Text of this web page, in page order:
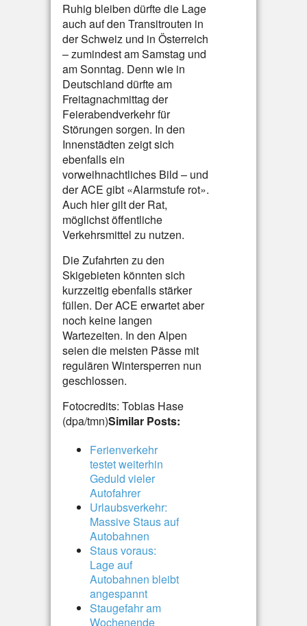
Ruhig bleiben dürfte die Lage
auch auf den Transitrouten in
der Schweiz und in Österreich
– zumindest am Samstag und
am Sonntag. Denn wie in
Deutschland dürfte am
Freitagnachmittag der
Feierabendverkehr für
Störungen sorgen. In den
Innenstädten zeigt sich
ebenfalls ein
vorweihnachtliches Bild – und
der ACE gibt «Alarmstufe rot».
Auch hier gilt der Rat,
möglichst öffentliche
Verkehrsmittel zu nutzen.
Die Zufahrten zu den
Skigebieten könnten sich
kurzzeitig ebenfalls stärker
füllen. Der ACE erwartet aber
noch keine langen
Wartezeiten. In den Alpen
seien die meisten Pässe mit
regulären Wintersperren nun
geschlossen.
Fotocredits: Tobias Hase
(dpa/tmn)Similar Posts:
Ferienverkehr
testet weiterhin
Geduld vieler
Autofahrer
Urlaubsverkehr:
Massive Staus auf
Autobahnen
Staus voraus:
Lage auf
Autobahnen bleibt
angespannt
Staugefahr am
Wochenende